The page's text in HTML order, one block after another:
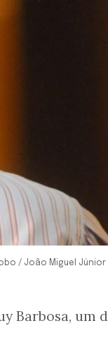
/ João Miguel Júnior
Barbosa, um